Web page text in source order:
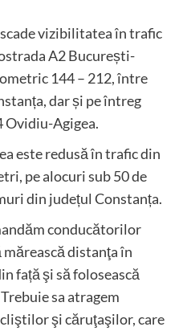
vizibilitatea în trafic
A2 București-
144 – 212, între
dar și pe întreg
Agigea.
este redusă în trafic din
pe alocuri sub 50 de
din județul Constanța.
conducătorilor
distanţa în
față şi să folosească
sa atragem
şi căruţaşilor, care